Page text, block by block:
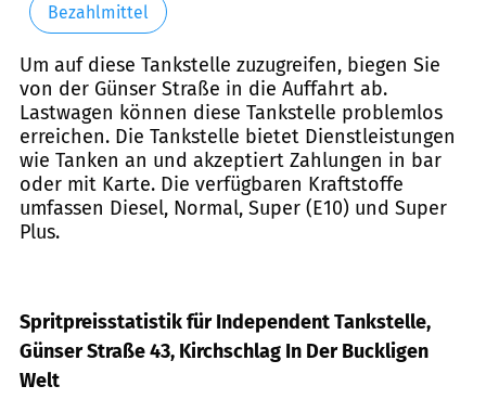
Bezahlmittel
Um auf diese Tankstelle zuzugreifen, biegen Sie
von der Günser Straße in die Auffahrt ab.
Lastwagen können diese Tankstelle problemlos
erreichen. Die Tankstelle bietet Dienstleistungen
wie Tanken an und akzeptiert Zahlungen in bar
oder mit Karte. Die verfügbaren Kraftstoffe
umfassen Diesel, Normal, Super (E10) und Super
Plus.
Spritpreisstatistik für Independent Tankstelle,
Günser Straße 43, Kirchschlag In Der Buckligen
Welt